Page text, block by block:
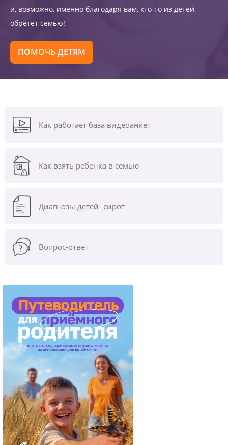
и, возможно, именно благодаря вам, кто-то из детей
обретет семью!
ПОМОЧЬ ДЕТЯМ
Как работает база видеоанкет
Как взять ребенка в семью
Диагнозы детей- сирот
Вопрос-ответ